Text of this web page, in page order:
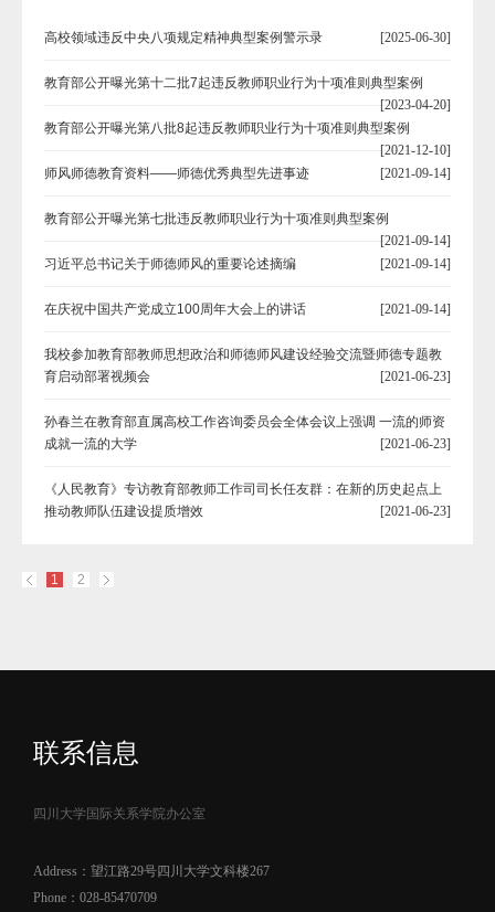
高校领域违反中央八项规定精神典型案例警示录 [2025-06-30]
教育部公开曝光第十二批7起违反教师职业行为十项准则典型案例
[2023-04-20]
教育部公开曝光第八批8起违反教师职业行为十项准则典型案例
[2021-12-10]
师风师德教育资料——师德优秀典型先进事迹
[2021-09-14]
教育部公开曝光第七批违反教师职业行为十项准则典型案例
[2021-09-14]
习近平总书记关于师德师风的重要论述摘编
[2021-09-14]
在庆祝中国共产党成立100周年大会上的讲话 [2021-09-14]
我校参加教育部教师思想政治和师德师风建设经验交流暨师德专题教
育启动部署视频会
[2021-06-23]
孙春兰在教育部直属高校工作咨询委员会全体会议上强调 一流的师资
成就一流的大学
[2021-06-23]
《人民教育》专访教育部教师工作司司长任友群：在新的历史起点上
推动教师队伍建设提质增效
[2021-06-23]
1 2
联系信息
四川大学国际关系学院办公室
Address：望江路29号四川大学文科楼267
Phone：028-85470709